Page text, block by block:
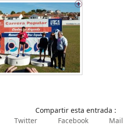
Compartir esta entrada :
Twitter
Facebook Mail